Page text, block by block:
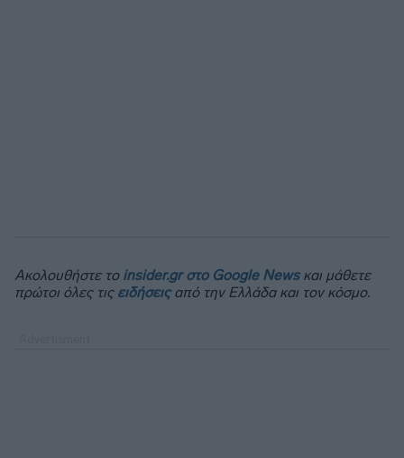
Ακολουθήστε το insider.gr στο Google Newsκαι μάθετε
πρώτοι όλες τις ειδήσειςαπό την Ελλάδα και τον κόσμο.